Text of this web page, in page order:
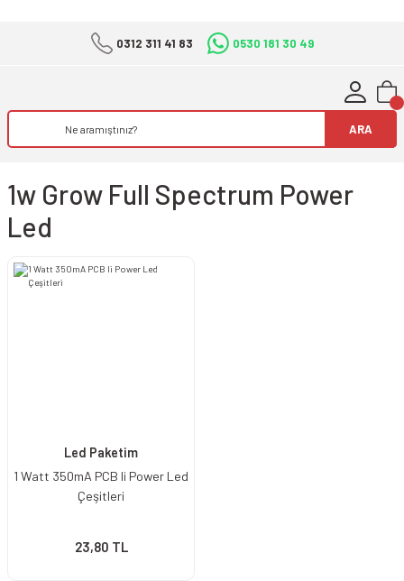
0312 311 41 83 0530 181 30 49
ARA
1w Grow Full Spectrum Power
Led
Led Paketim
1 Watt 350mA PCB li Power Led
Çeşitleri
23,80 TL